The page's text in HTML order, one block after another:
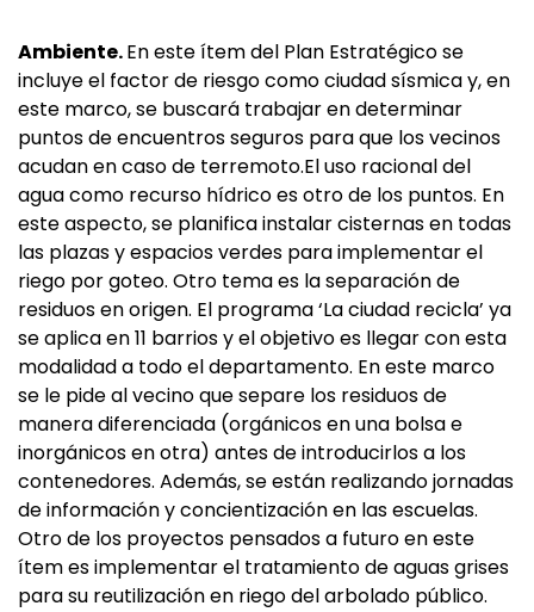
Ambiente.En este ítem del Plan Estratégico se
incluye el factor de riesgo como ciudad sísmica y, en
este marco, se buscará trabajar en determinar
puntos de encuentros seguros para que los vecinos
acudan en caso de terremoto.El uso racional del
agua como recurso hídrico es otro de los puntos. En
este aspecto, se planifica instalar cisternas en todas
las plazas y espacios verdes para implementar el
riego por goteo. Otro tema es la separación de
residuos en origen. El programa ‘La ciudad recicla’ ya
se aplica en 11 barrios y el objetivo es llegar con esta
modalidad a todo el departamento. En este marco
se le pide al vecino que separe los residuos de
manera diferenciada (orgánicos en una bolsa e
inorgánicos en otra) antes de introducirlos a los
contenedores. Además, se están realizando jornadas
de información y concientización en las escuelas.
Otro de los proyectos pensados a futuro en este
ítem es implementar el tratamiento de aguas grises
para su reutilización en riego del arbolado público.